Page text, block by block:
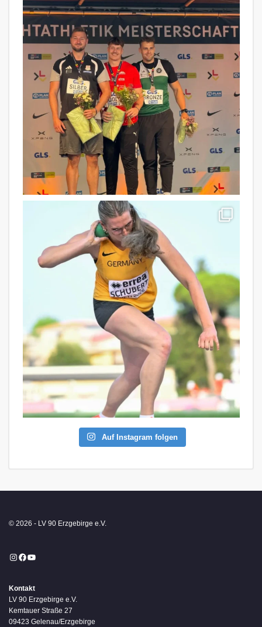
Auf Instagram folgen
© 2026 - LV 90 Erzgebirge e.V.
Instagram
Facebook
YouTube
Kontakt
LV 90 Erzgebirge e.V.
Kemtauer Straße 27
09423 Gelenau/Erzgebirge